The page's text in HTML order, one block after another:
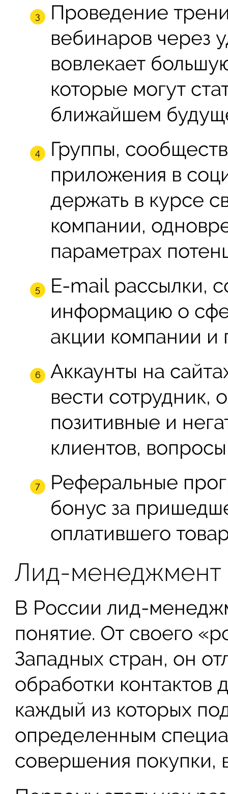
Проведение
вебинаров через
вовлекает
которые могут
ближайшем
Группы,
приложения в
держать в курсе
компании,
параметрах
E-mail рассылки,
информацию о
акции компании и
Аккаунты на
вести сотрудник,
позитивные и
клиентов,
Реферальные
бонус за
оплатившего
Лид-менеджмент
В России лид-
понятие. От своего
Западных стран, он
обработки контактов
каждый из которых
определенным
совершения покупки,